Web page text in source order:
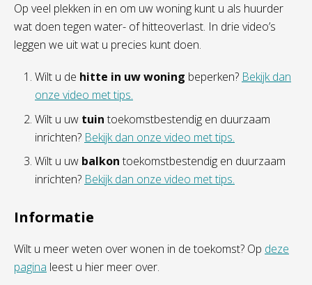
Op veel plekken in en om uw woning kunt u als huurder
wat doen tegen water- of hitteoverlast. In drie video’s
leggen we uit wat u precies kunt doen.
Wilt u de hitte in uw woning beperken? Bekijk dan
onze video met tips.
Wilt u uw tuin toekomstbestendig en duurzaam
inrichten? Bekijk dan onze video met tips.
Wilt u uw balkon toekomstbestendig en duurzaam
inrichten? Bekijk dan onze video met tips.
Informatie
Wilt u meer weten over wonen in de toekomst? Op deze
pagina leest u hier meer over.